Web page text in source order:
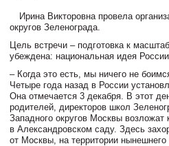
Ирина Викторовна провела
округов Зеленограда.
Цель встречи – подготовка к
убеждена: национальная идея
– Когда это есть, мы ничего не
Четыре года назад в России
Она отмечается 3 декабря. В этот
родителей, директоров школ
Западного округов Москвы возложат
в Александровском саду. Здесь
от Москвы, на территории нынешнего